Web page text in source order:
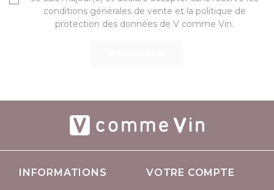
conditions générales de vente et la politique de
protection des données de V comme Vin.
INFORMATIONS VOTRE COMPTE